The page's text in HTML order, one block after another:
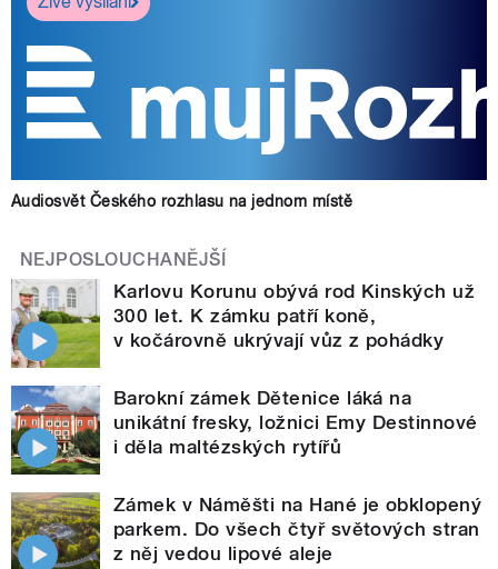
Audiosvět Českého rozhlasu na jednom místě
NEJPOSLOUCHANĚJŠÍ
Karlovu Korunu obývá rod Kinských už
300 let. K zámku patří koně,
v kočárovně ukrývají vůz z pohádky
Barokní zámek Dětenice láká na
unikátní fresky, ložnici Emy Destinnové
i děla maltézských rytířů
Zámek v Náměšti na Hané je obklopený
parkem. Do všech čtyř světových stran
z něj vedou lipové aleje